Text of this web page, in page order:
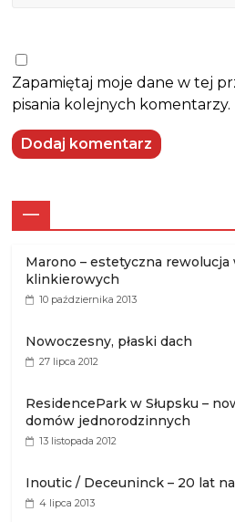
Zapamiętaj moje dane w tej
pisania kolejnych komentarzy.
—
Marono – estetyczna rewolucja
klinkierowych
10 października 2013
Nowoczesny, płaski dach
27 lipca 2012
ResidencePark w Słupsku –
domów jednorodzinnych
13 listopada 2012
Inoutic / Deceuninck – 20 lat
4 lipca 2013